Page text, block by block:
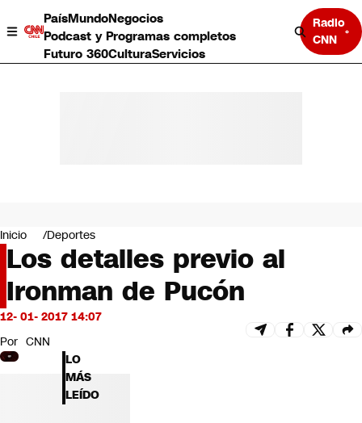
PaísMundoNegocios
Podcast y Programas completos
Futuro 360CulturaServicios
Radio
CNN
Negocios
Deportes
Programas completos
Cultura
Servicios
Bits
CNN Data
CNN tiempo
Futuro 360
Inicio Deportes
Los detalles previo al
Ironman de Pucón
12- 01- 2017 14:07
Por CNN
LO
MÁS
LEÍDO